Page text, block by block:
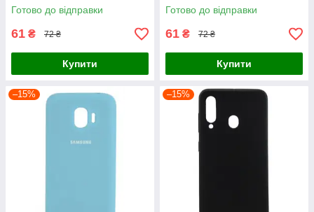
Готово до відправки
61 ₴ 72 ₴
Купити
Готово до відправки
61 ₴ 72 ₴
Купити
–15% –15%